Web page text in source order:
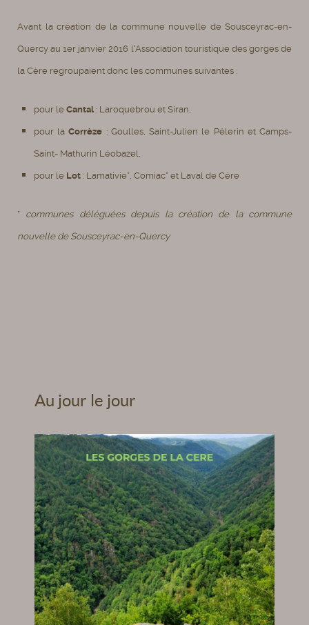
Avant la création de la commune nouvelle de Sousceyrac-en-
Quercy au 1er janvier 2016 l'Association touristique des gorges de
la Cère regroupaient donc les communes suivantes :
pour le Cantal : Laroquebrou et Siran,
pour laCorrèze : Goulles, Saint-Julien le Pélerin et Camps-
Saint- Mathurin Léobazel,
pour le Lot : Lamativie*, Comiac* et Laval de Cère
* communes déléguées depuis la création de la commune
nouvelle de Sousceyrac-en-Quercy
Au jour le jour